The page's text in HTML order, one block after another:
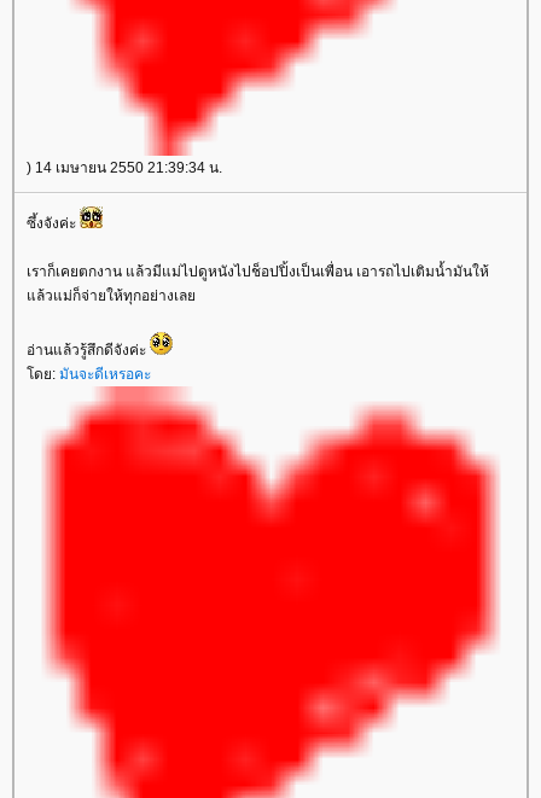
) 14 เมษายน 2550 21:39:34 น.
ซึ้งจังค่ะ
เราก็เคยตกงาน แล้วมีแม่ไปดูหนังไปช็อปปิ้งเป็นเพื่อน เอารถไปเติมน้ำมันให้
ล้วแม่ก็จ่ายให้ทุกอย่างเล
อ่านแล้วรู้สึกดีจังค่ะ
ดย: มันจะดีเหรอคะ